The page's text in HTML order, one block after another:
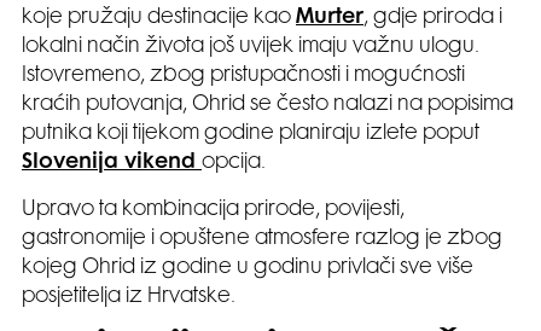
koje pružaju destinacije kao Murter, gdje priroda i
lokalni način života još uvijek imaju važnu ulogu.
Istovremeno, zbog pristupačnosti i mogućnosti
kraćih putovanja, Ohrid se često nalazi na popisima
putnika koji tijekom godine planiraju izlete poput
Slovenija vikend opcija.
Upravo ta kombinacija prirode, povijesti,
gastronomije i opuštene atmosfere razlog je zbog
kojeg Ohrid iz godine u godinu privlači sve više
posjetitelja iz Hrvatske.